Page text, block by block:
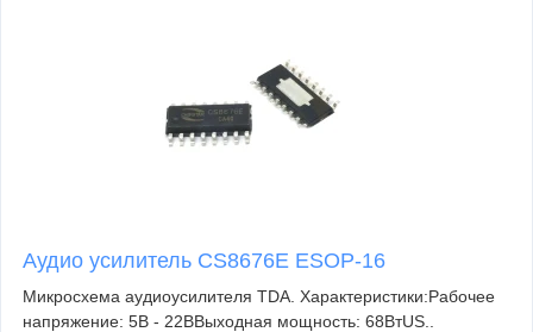
Аудио усилитель CS8676E ESOP-16
Микросхема аудиоусилителя TDA. Характеристики:Рабочее
напряжение: 5В - 22ВВыходная мощность: 68ВтUS..